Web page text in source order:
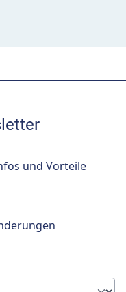
und Vorteile